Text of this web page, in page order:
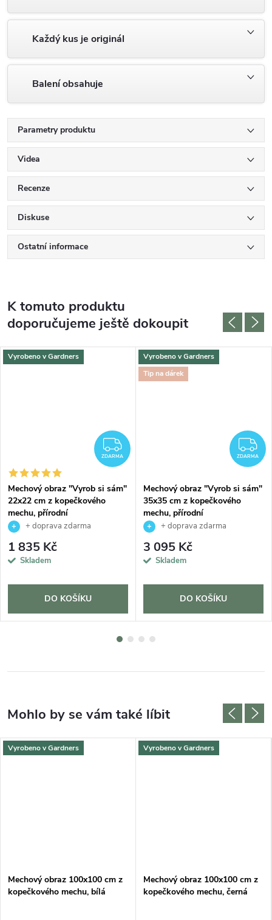
Každý kus je originál
Balení obsahuje
Parametry produktu
Videa
Recenze
Diskuse
Ostatní informace
K tomuto produktu
doporučujeme ještě dokoupit
Vyrobeno v Gardners
ZDARMA
ZDARMA
Mechový obraz "Vyrob si sám"
22x22 cm z kopečkového
mechu, přírodní
+ doprava zdarma
1 835 Kč
Skladem
DO KOŠÍKU
Vyrobeno v Gardners
Tip na dárek
ZDARMA
Mechový obraz "Vyrob si sám"
35x35 cm z kopečkového
mechu, přírodní
+ doprava zdarma
3 095 Kč
Skladem
DO KOŠÍKU
Vyrobeno v Gardners
Mechový obraz 100x100 cm z
kopečkového mechu, bílá
Vyrobeno v Gardners
Mechový obraz 100x100 cm z
kopečkového mechu, černá